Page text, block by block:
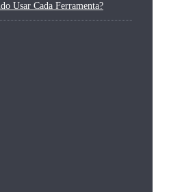
Usar Cada Ferramenta?